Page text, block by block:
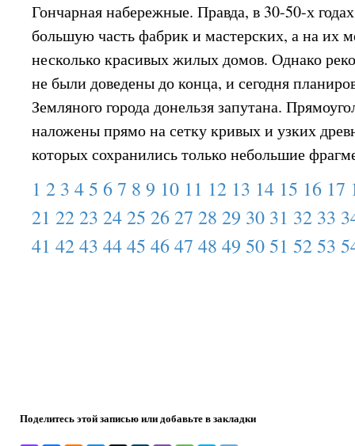
Гончарная набережные. Правда, в 30-50-х
большую часть фабрик и мастерских, а на их
несколько красивых жилых домов. Однако
не были доведены до конца, и сегодня
Земляного города донельзя запутана.
наложены прямо на сетку кривых и узких
которых сохранились только небольшие
1 2 3 4 5 6 7 8 9 10 11 12 13 14 15 16 17
21 22 23 24 25 26 27 28 29 30 31 32 33
41 42 43 44 45 46 47 48 49 50 51 52 53
Поделитесь этой записью или добавьте в закладки